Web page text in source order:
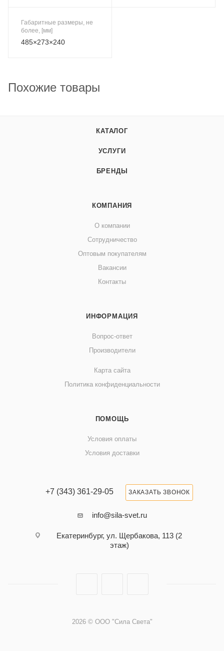
Габаритные размеры, не
более, [мм]
485×273×240
Похожие товары
КАТАЛОГ
УСЛУГИ
БРЕНДЫ
КОМПАНИЯ
О компании
Сотрудничество
Оптовым покупателям
Вакансии
Контакты
ИНФОРМАЦИЯ
Вопрос-ответ
Производители
Карта сайта
Политика конфиденциальности
ПОМОЩЬ
Условия оплаты
Условия доставки
+7 (343) 361-29-05 ЗАКАЗАТЬ ЗВОНОК
info@sila-svet.ru
Екатеринбург, ул. Щербакова, 113 (2
этаж)
2026 © ООО "Сила Света"